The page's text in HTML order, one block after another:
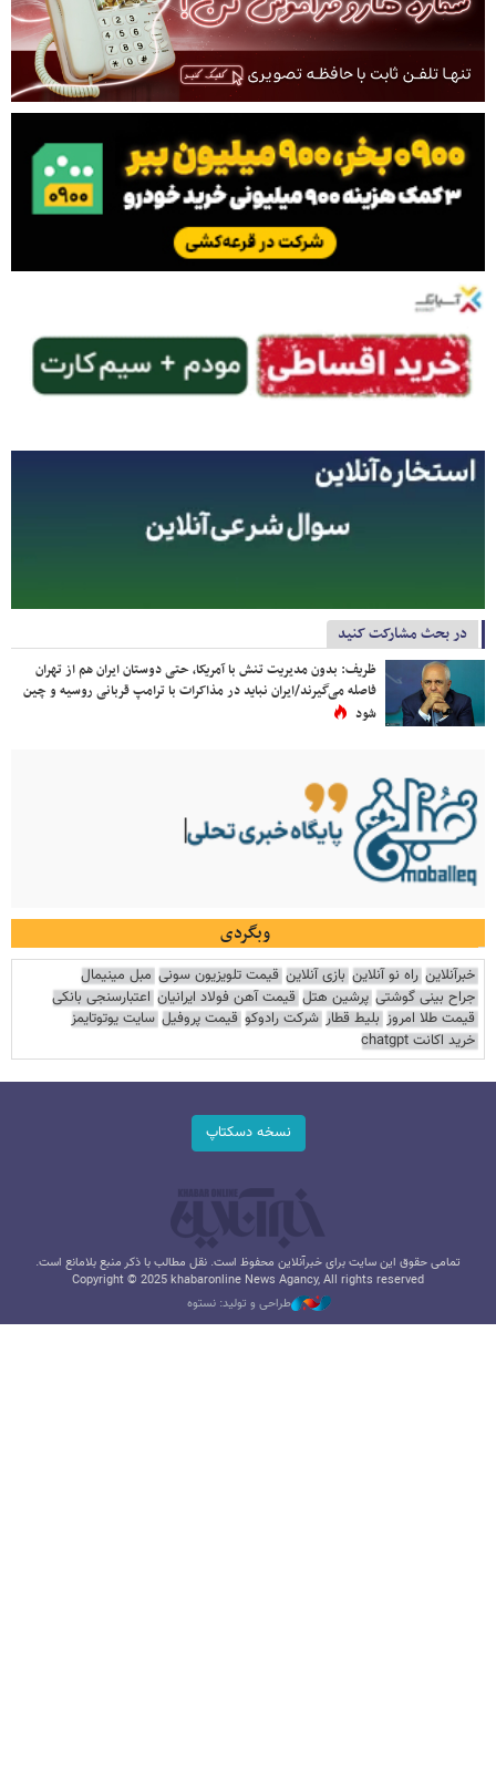
در بحث مشارکت کنید
ظریف: بدون مدیریت تنش با آمریکا، حتی دوستان ایران هم از تهران
فاصله می‌گیرند/ایران نباید در مذاکرات با ترامپ قربانی روسیه و چین
شود
وبگردی
خبرآنلاین راه نو آنلاین بازی آنلاین قیمت تلویزیون سونی مبل مینیمال
جراح بینی گوشتی پرشین هتل قیمت آهن فولاد ایرانیان اعتبارسنجی بانکی
قیمت طلا امروز بلیط قطار شرکت رادوکو قیمت پروفیل سایت یوتوتایمز
خرید اکانت chatgpt
نسخه دسکتاپ
تمامی حقوق این سایت برای خبرآنلاین محفوظ است. نقل مطالب با ذکر منبع بلامانع است.
Copyright © 2025 khabaronline News Agancy, All rights reserved
طراحی و تولید: نستوه